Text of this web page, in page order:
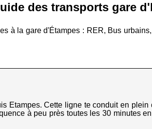
des transports gare
à la gare d'Étampes : RER, Bus
Etampes. Cette ligne te conduit en
à peu près toutes les 30 minutes